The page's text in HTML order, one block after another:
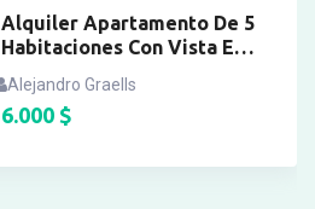
Alquiler Apartamento De 5
Habitaciones Con Vista En
Alejandro Graells
6.000$